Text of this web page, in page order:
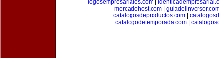
logosempresariales.com|
mercadohost.com|
catalogosdeproductos.com
catalogodetemporada.com